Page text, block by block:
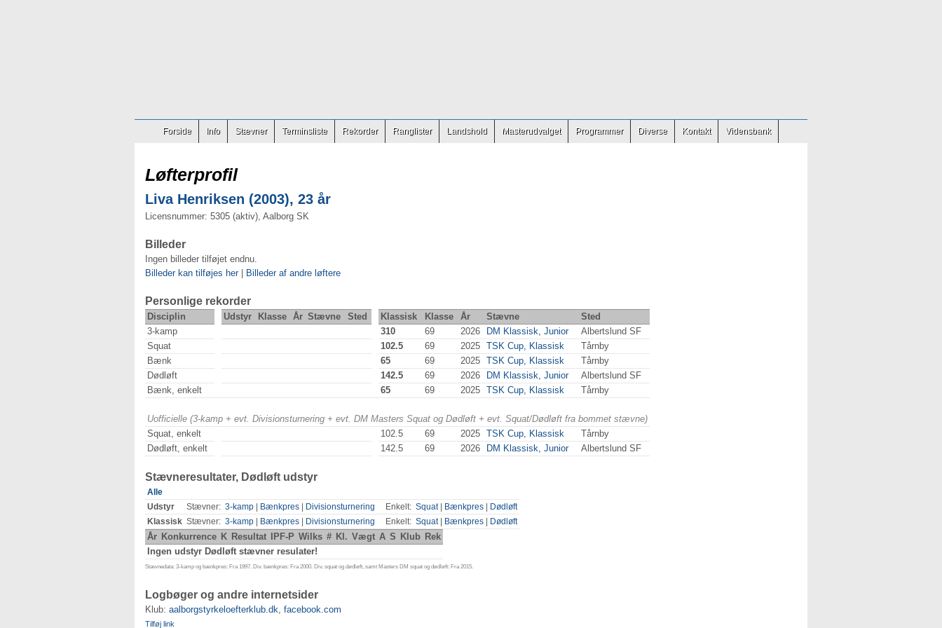
Forside Info Stævner Terminsliste Rekorder Ranglister Landshold Masterudvalget Programmer Diverse Kontakt Vidensbank
Løfterprofil
Liva Henriksen (2003), 23 år
Licensnummer: 5305 (aktiv), Aalborg SK
Billeder
Ingen billeder tilføjet endnu.
Billeder kan tilføjes her| Billeder af andre løftere
Personlige rekorder
Disciplin Udstyr Klasse År Stævne Sted Klassisk Klasse År Stævne
Sted
3-kamp
310 69 2026 DM Klassisk, Junior
Albertslund SF
Squat
102.5 69 2025 TSK Cup, Klassisk
Tårnby
Bænk
65 69 2025 TSK Cup, Klassisk
Tårnby
Dødløft
142.5 69 2026 DM Klassisk, Junior
Albertslund SF
Bænk, enkelt
65 69 2025 TSK Cup, Klassisk Tårnby
Uofficielle (3-kamp + evt. Divisionsturnering + evt. DM Masters Squat og Dødløft + evt. Squat/Dødløft fra bommet stævne)
Squat, enkelt
102.5 69 2025 TSK Cup, Klassisk
Tårnby
Dødløft, enkelt
142.5 69 2026 DM Klassisk, Junior Albertslund SF
Stævneresultater, Dødløft udstyr
Alle
Udstyr
Stævner: 3-kamp Bænkpres Divisionsturnering Enkelt: Squat| Bænkpres
Dødløft
Klassisk Stævner: 3-kamp Bænkpres Divisionsturnering Enkelt: Squat| Bænkpres Dødløft
År Konkurrence K Resultat IPF-P Wilks # Kl. Vægt A S Klub Rek
Ingen udstyr Dødløft stævner resulater!
Stævnedata: 3-kamp og bænkpres: Fra 1997. Div. bænkpres: Fra 2000. Div. squat og dødløft, samt Masters DM squat og dødløft: Fra 2015.
Logbøger og andre internetsider
Klub: aalborgstyrkeloefterklub.dk, facebook.com
Tilføj link